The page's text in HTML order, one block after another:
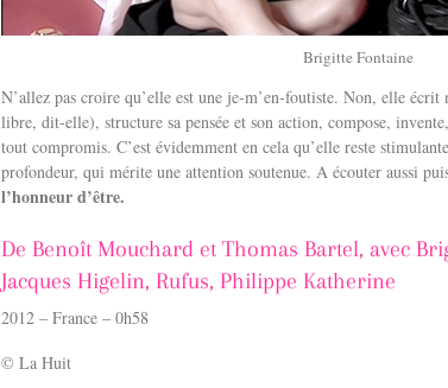
Brigitte Fontaine
N’allez pas croire qu’elle est une je-m’en-foutiste. Non, elle
libre, dit-elle), structure sa pensée et son action, compose,
tout compromis. C’est évidemment en cela qu’elle reste
profondeur, qui mérite une attention soutenue. A écouter aussi
l’honneur d’être.
De Benoît Mouchard et Thomas Bartel, avec
Jacques Higelin, Rufus, Philippe Katherine
2012 – France – 0h58
© La Huit